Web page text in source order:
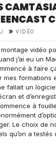
VIDÉO
vidéo
j’ai eu un
à faire
formations
fallait un
et
à
Le choix de
qu’on a testés